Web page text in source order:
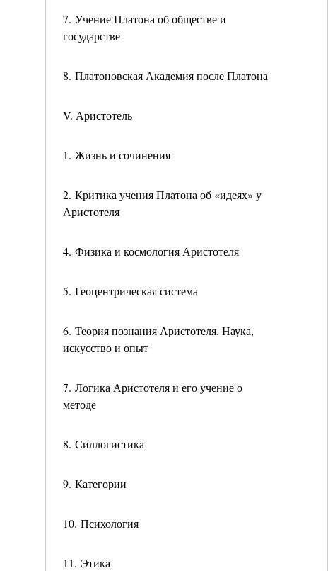
7. Учение Платона об обществе и
государстве
8. Платоновская Академия после Платона
V. Аристотель
1. Жизнь и сочинения
2. Критика учения Платона об «идеях» у
Аристотеля
4. Физика и космология Аристотеля
5. Геоцентрическая система
6. Теория познания Аристотеля. Наука,
искусство и опыт
7. Логика Аристотеля и его учение о
методе
8. Силлогистика
9. Категории
10. Психология
11. Этика